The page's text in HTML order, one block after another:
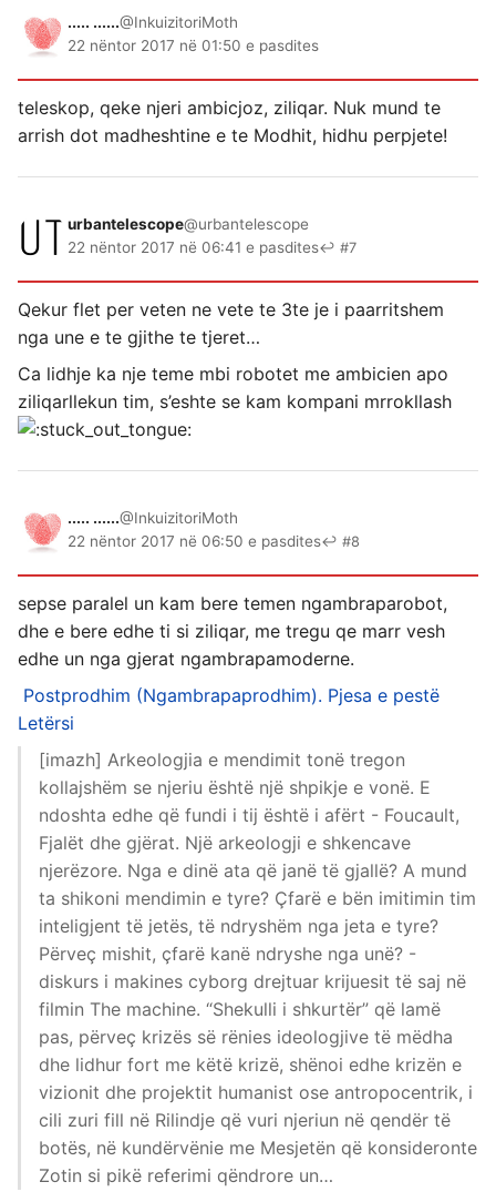
..... ......@InkuizitoriMoth
22 nëntor 2017 në 01:50 e pasdites
teleskop, qeke njeri ambicjoz, ziliqar. Nuk mund te
arrish dot madheshtine e te Modhit, hidhu perpjete!
urbantelescope@urbantelescope
22 nëntor 2017 në 06:41 e pasdites↩ #7
Qekur flet per veten ne vete te 3te je i paarritshem
nga une e te gjithe te tjeret…
Ca lidhje ka nje teme mbi robotet me ambicien apo
ziliqarllekun tim, s’eshte se kam kompani mrrokllash
..... ......@InkuizitoriMoth
22 nëntor 2017 në 06:50 e pasdites↩ #8
sepse paralel un kam bere temen ngambraparobot,
dhe e bere edhe ti si ziliqar, me tregu qe marr vesh
edhe un nga gjerat ngambrapamoderne.
Postprodhim (Ngambrapaprodhim). Pjesa e pestë
Letërsi
[imazh] Arkeologjia e mendimit tonë tregon
kollajshëm se njeriu është një shpikje e vonë. E
ndoshta edhe që fundi i tij është i afërt - Foucault,
Fjalët dhe gjërat. Një arkeologji e shkencave
njerëzore. Nga e dinë ata që janë të gjallë? A mund
ta shikoni mendimin e tyre? Çfarë e bën imitimin tim
inteligjent të jetës, të ndryshëm nga jeta e tyre?
Përveç mishit, çfarë kanë ndryshe nga unë? -
diskurs i makines cyborg drejtuar krijuesit të saj në
filmin The machine. “Shekulli i shkurtër” që lamë
pas, përveç krizës së rënies ideologjive të mëdha
dhe lidhur fort me këtë krizë, shënoi edhe krizën e
vizionit dhe projektit humanist ose antropocentrik, i
cili zuri fill në Rilindje që vuri njeriun në qendër të
botës, në kundërvënie me Mesjetën që konsideronte
Zotin si pikë referimi qëndrore un…